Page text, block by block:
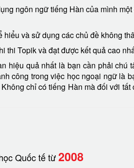
ngôn ngữ tiếng Hàn của mình
hiểu và sử dụng các chủ đề không
thi Topik và đạt được kết quả cao
hiệu quả nhất là bạn cần phải chú
công trong việc học ngoại ngữ là
chỉ có tiếng Hàn mà đối với
Quốc tế từ2008